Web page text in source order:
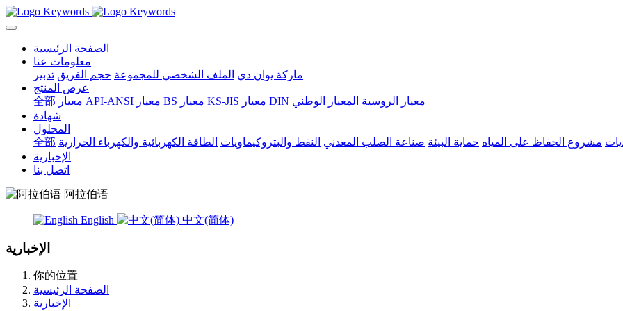
الصفحة الرئيسية
معلومات عنا
ماركة يوان دي الملف الشخصي للمجموعة حجم الفريق تدبير
عرض المنتج
全部
معيار API-ANSI معيار BS معيار KS-JIS معيار DIN معيار الروسية المعيار الوطني
شهادة
المحلول
全部
مشروع الحفاظ على المياه حماية البيئة صناعة الصلب المعدني النفط والبتروكيماويات الطاقة الكهربائية والكهرباء الحرارية
الإخبارية
اتصل بنا
阿拉伯语
English 中文(简体)
الإخبارية
你的位置
الصفحة الرئيسية
الإخبارية